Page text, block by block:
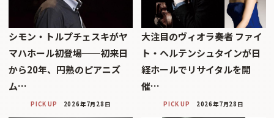
シモン・トルプチェスキがヤ
マハホール初登場──初来日
から20年、円熟のピアニズ
ム…
PICK UP 2026年7月28日
大注目のヴィオラ奏者 ファイ
ト・ヘルテンシュタインが日
経ホールでリサイタルを開
催…
PICK UP 2026年7月28日